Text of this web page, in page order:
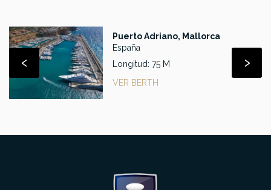
Puerto Adriano, Mallorca
España
Longitud: 75 M
VER BERTH
‹ ›